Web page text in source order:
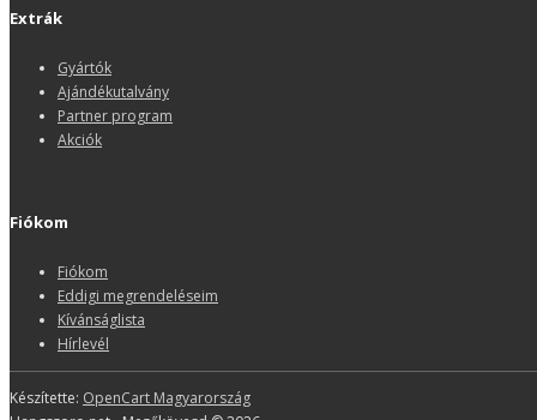
Extrák
Gyártók
Ajándékutalvány
Partner program
Akciók
Fiókom
Fiókom
Eddigi megrendeléseim
Kívánságlista
Hírlevél
Készítette: OpenCart Magyarország